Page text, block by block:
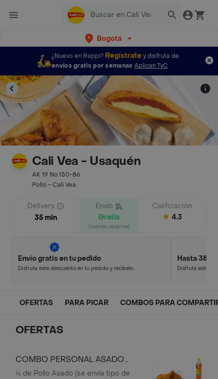
Bogotá
¿Nuevo en Rappi? Regístratey disfruta de
envíos gratis por semanas Aplican TyC
Cali Vea - Usaquén
AK 19 No.150-86
Pollo - Cali Vea
Delivery
35 min
Envío
Gratis
(nuevos usuarios)
Calificación
4.3
Envío gratis en tu pedido
Disfruta este descuento en tu pedido y recíbelo
Hasta 38%
Disfruta este
OFERTAS PARA PICAR COMBOS PARA
OFERTAS
COMBO PERSONAL ASADO
OFERTA
¼ de Pollo Asado (se envía tipo de